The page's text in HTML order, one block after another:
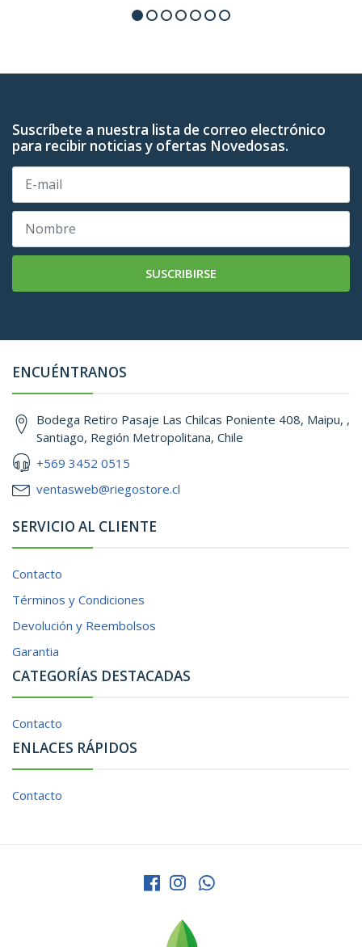
Suscríbete a nuestra lista de correo electrónico
para recibir noticias y ofertas Novedosas.
SUSCRIBIRSE
ENCUÉNTRANOS
Bodega Retiro Pasaje Las Chilcas Poniente 408, Maipu, ,
Santiago, Región Metropolitana, Chile
+569 3452 0515
ventasweb@riegostore.cl
SERVICIO AL CLIENTE
Contacto
Términos y Condiciones
Devolución y Reembolsos
Garantia
CATEGORÍAS DESTACADAS
Contacto
ENLACES RÁPIDOS
Contacto